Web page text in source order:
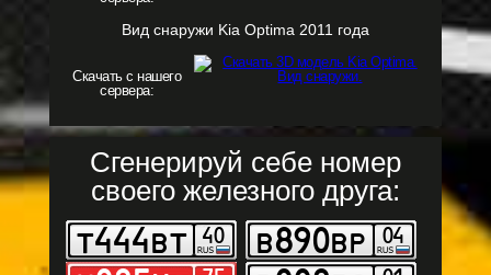
Вид снаружи Kia Optima 2011 года
Скачать с нашего
сервера:
Сгенерируй себе номер
своего железного друга: